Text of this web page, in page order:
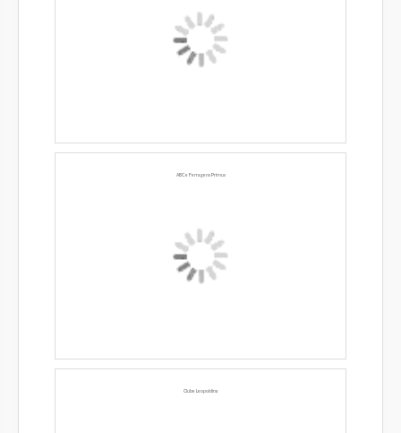
ABC e Ferragens Primus
Clube Leopoldina